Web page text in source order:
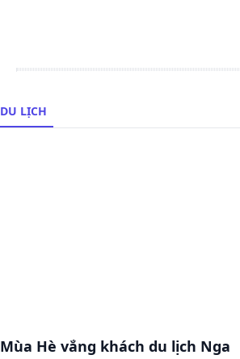
DU LỊCH
Mùa Hè vắng khách du lịch Nga